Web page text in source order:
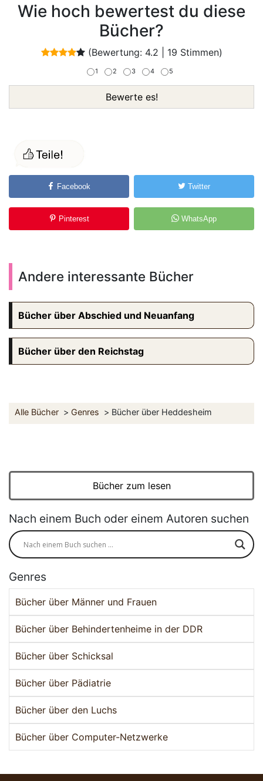
Wie hoch bewertest du diese
Bücher?
(Bewertung: 4.2 19 Stimmen)
1 2 3 4 5
Bewerte es!
Facebook Twitter
Pinterest WhatsApp
Andere interessante Bücher
Bücher über Abschied und Neuanfang
Bücher über den Reichstag
Alle Bücher Genres Bücher über Heddesheim
Bücher zum lesen
Nach einem Buch oder einem Autoren suchen
Genres
Bücher über Männer und Frauen
Bücher über Behindertenheime in der DDR
Bücher über Schicksal
Bücher über Pädiatrie
Bücher über den Luchs
Bücher über Computer-Netzwerke